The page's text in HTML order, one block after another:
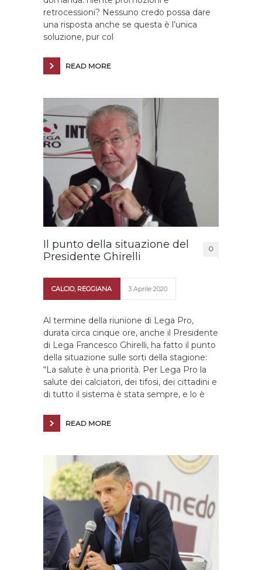
retrocessioni? Nessuno credo possa dare
una risposta anche se questa è l’unica
soluzione, pur col
READ MORE
Il punto della situazione del
Presidente Ghirelli
0
CALCIO, REGGIANA 3 Aprile 2020
Al termine della riunione di Lega Pro,
durata circa cinque ore, anche il Presidente
di Lega Francesco Ghirelli, ha fatto il punto
della situazione sulle sorti della stagione:
“La salute è una priorità. Per Lega Pro la
salute dei calciatori, dei tifosi, dei cittadini e
di tutto il sistema è stata sempre, e lo è
READ MORE